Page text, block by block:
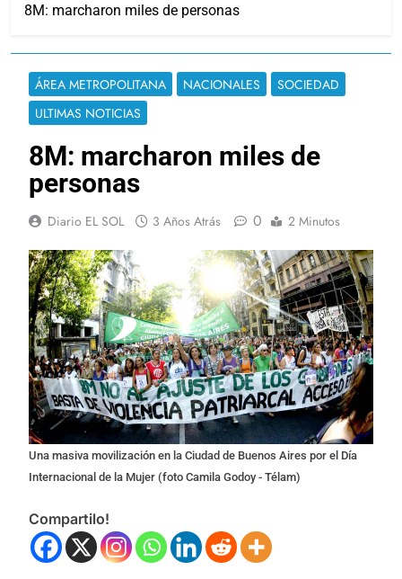
8M: marcharon miles de personas
ÁREA METROPOLITANA NACIONALES
SOCIEDAD
ULTIMAS NOTICIAS
8M: marcharon miles de
personas
Diario EL SOL 3 Años Atrás 0 2 Minutos
Una masiva movilización en la Ciudad de Buenos Aires por el Día
Internacional de la Mujer (foto Camila Godoy - Télam)
Compartilo!